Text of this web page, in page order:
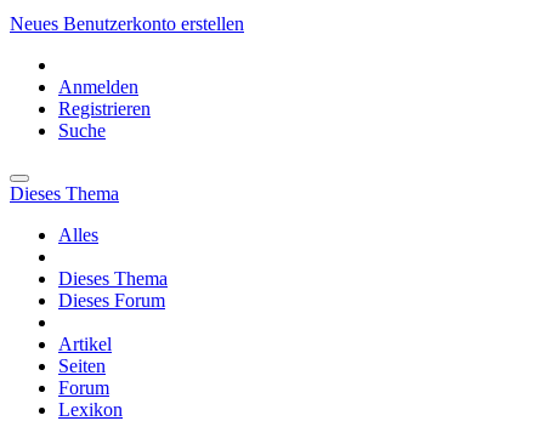
Neues Benutzerkonto erstellen
Anmelden
Registrieren
Suche
Dieses Thema
Alles
Dieses Thema
Dieses Forum
Artikel
Seiten
Forum
Lexikon